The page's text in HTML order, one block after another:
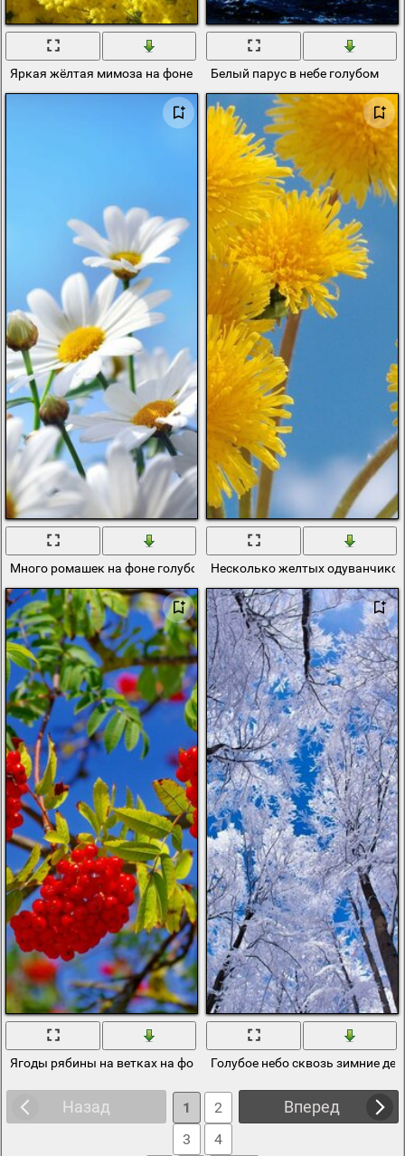
Яркая жёлтая мимоза на фоне голубого небаБелый парус в небе голубом
Много ромашек на фоне голубого небаНесколько желтых
Ягоды рябины на ветках на фоне небаГолубое небо сквозь зимние
Назад Вперед
1
2
3
4